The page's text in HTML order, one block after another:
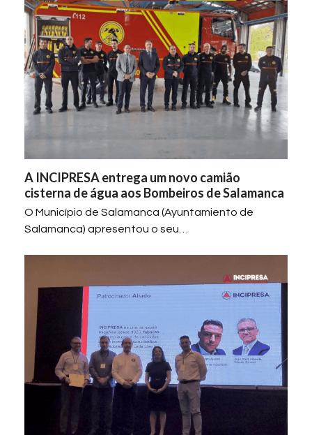
A INCIPRESA entrega um novo camião
cisterna de água aos Bombeiros de Salamanca
O Município de Salamanca (Ayuntamiento de
Salamanca) apresentou o seu…